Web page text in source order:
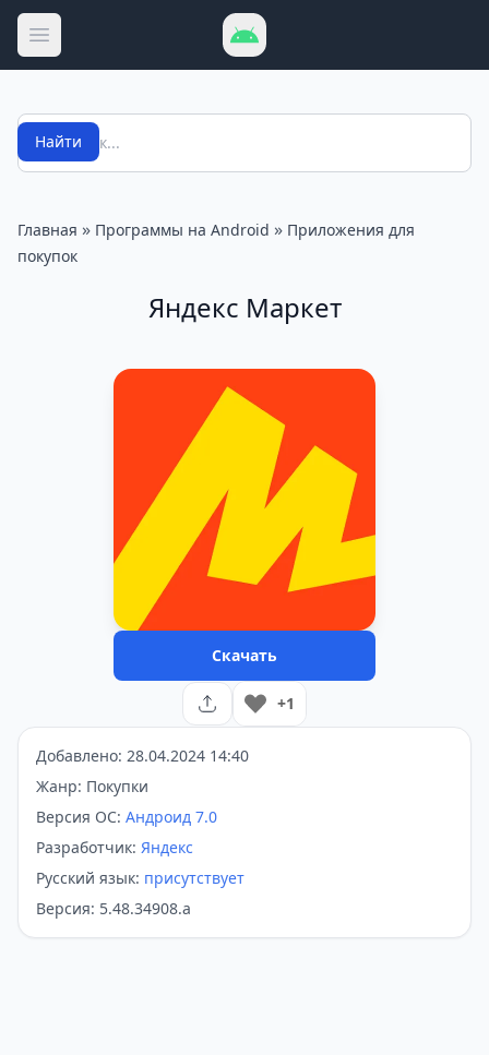
Открыть меню
Поиск
Найти
Главная » Программы на Android » Приложения для
покупок
Яндекс Маркет
Скачать
+1
Добавлено: 28.04.2024 14:40
Жанр: Покупки
Версия ОС: Андроид 7.0
Разработчик: Яндекс
Русский язык: присутствует
Версия: 5.48.34908.a